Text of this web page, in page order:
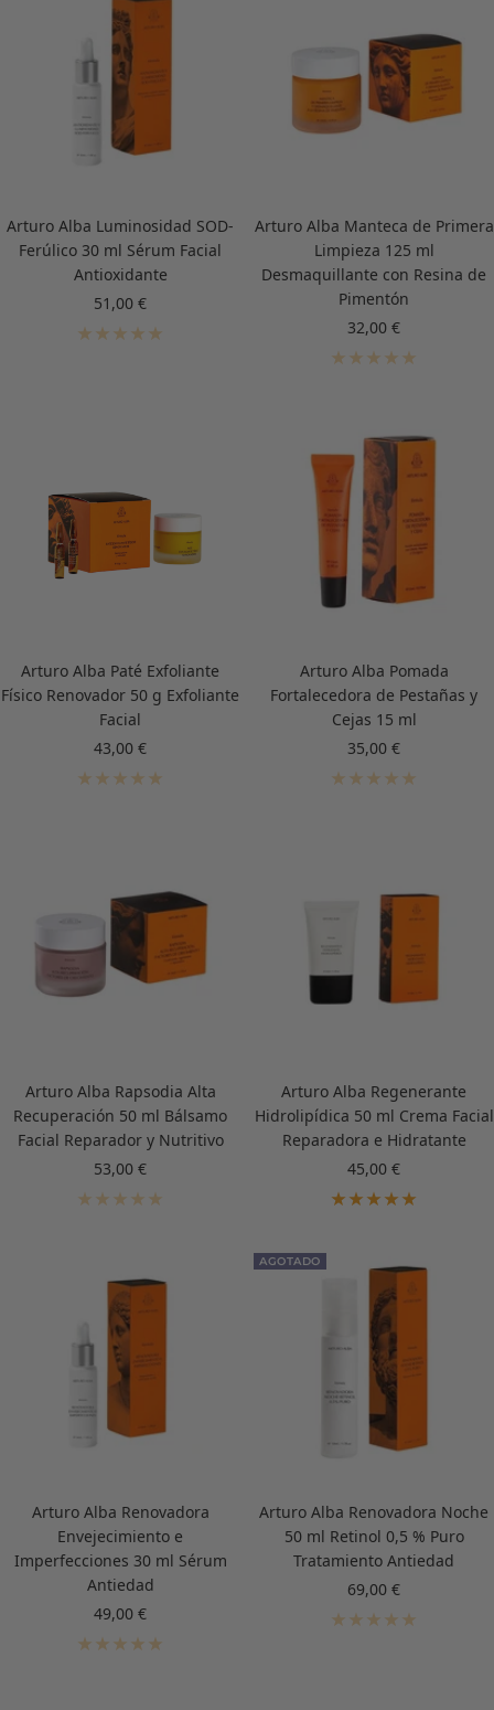
Arturo Alba Luminosidad SOD-
Ferúlico 30 ml Sérum Facial
Antioxidante
Precio
de
51,00 €
Arturo Alba Manteca de Primera
Limpieza 125 ml
Desmaquillante con Resina de
Pimentón
Precio
de
32,00 €
Arturo Alba Paté Exfoliante
Físico Renovador 50 g Exfoliante
Facial
Precio
de
43,00 €
Arturo Alba Pomada
Fortalecedora de Pestañas y
Cejas 15 ml
Precio
de
35,00 €
Arturo Alba Rapsodia Alta
Recuperación 50 ml Bálsamo
Facial Reparador y Nutritivo
Precio
de
53,00 €
Arturo Alba Regenerante
Hidrolipídica 50 ml Crema Facial
Reparadora e Hidratante
Precio
de
45,00 €
Arturo Alba Renovadora
Envejecimiento e
Imperfecciones 30 ml Sérum
Antiedad
Precio
de
49,00 €
AGOTADO
Arturo Alba Renovadora Noche
50 ml Retinol 0,5 % Puro
Tratamiento Antiedad
Precio
de
69,00 €